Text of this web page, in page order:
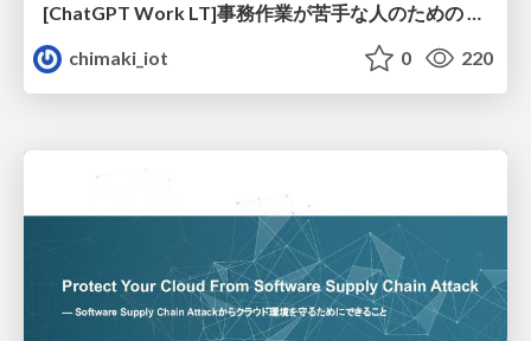
[ChatGPT Work LT]事務作業が苦手な人のための バックオフィスの「半」自動化
chimaki_iot
0 220